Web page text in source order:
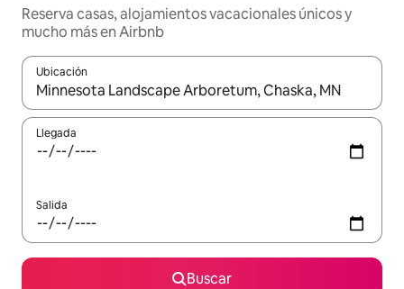
Reserva casas, alojamientos vacacionales únicos y
mucho más en Airbnb
Ubicación
Cuando los resultados estén disponibles, podrás navegar
Llegada
Salida
Buscar